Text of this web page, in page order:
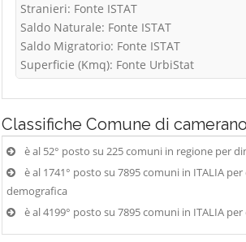
Stranieri: Fonte ISTAT
Saldo Naturale: Fonte ISTAT
Saldo Migratorio: Fonte ISTAT
Superficie (Kmq): Fonte UrbiStat
Classifiche Comune di camerano
è al 52° posto su 225 comuni in regione per
è al 1741° posto su 7895 comuni in ITALIA
demografica
è al 4199° posto su 7895 comuni in ITALIA